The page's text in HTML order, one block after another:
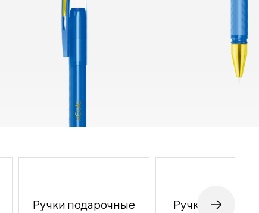
Ручки подарочные Ручки